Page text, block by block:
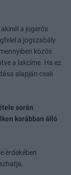
a jogerős
a jogszabály
közös
a lakcíme. Ha ez
alapján csak
során
korábban álló
érdekében